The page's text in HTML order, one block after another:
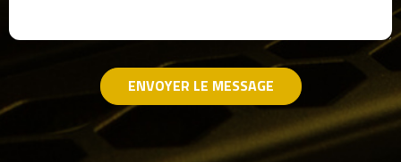
ENVOYER LE MESSAGE